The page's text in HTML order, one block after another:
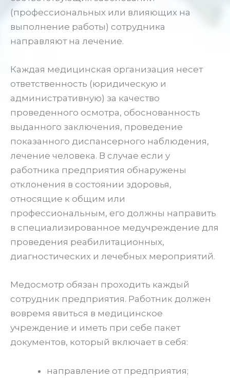
(профессиональных или влияющих на
выполнение работы) сотрудника
направляют на лечение.
Каждая медицинская организация несет
ответственность (юридическую и
административную) за качество
проведенного осмотра, обоснованность
выданного заключения, проведение
показанного диспансерного наблюдения,
лечение человека. В случае если у
работника предприятия обнаружены
отклонения в состоянии здоровья,
относящие к общим или
профессиональным, его должны направить
в специализированное медучреждение для
проведения реабилитационных,
диагностических и лечебных мероприятий.
Медосмотр обязан проходить каждый
сотрудник предприятия. Работник должен
вовремя явиться в медицинское
учреждение и иметь при себе пакет
документов, который включает в себя:
направление от предприятия;